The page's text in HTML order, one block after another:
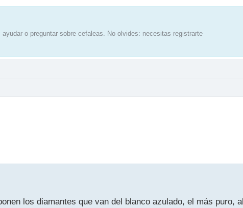
o preguntar sobre cefaleas. No olvides: necesitas registrarte
los diamantes que van del blanco azulado, el más puro, al